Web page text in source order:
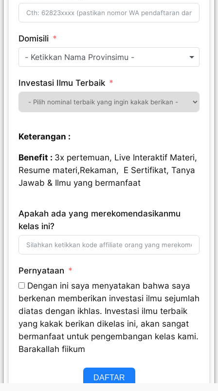
Domisili
- Ketikkan Nama Provinsimu -
Investasi Ilmu Terbaik
Keterangan :
Benefit : 3x pertemuan, Live Interaktif Materi,
Resume materi,Rekaman, E Sertifikat, Tanya
Jawab & Ilmu yang bermanfaat
Apakah ada yang merekomendasikanmu
kelas ini?
Pernyataan
Dengan ini saya menyatakan bahwa saya
berkenan memberikan investasi ilmu sejumlah
diatas dengan ikhlas. Investasi ilmu terbaik
yang kakak berikan dikelas ini, akan sangat
bermanfaat untuk pengembangan kelas kami.
Barakallah fiikum
DAFTAR